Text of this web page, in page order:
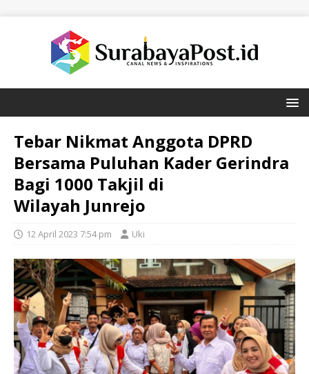
Tebar Nikmat Anggota DPRD
Bersama Puluhan Kader Gerindra
Bagi 1000 Takjil di
Wilayah Junrejo
12 April 2023 7:54 pm Uki